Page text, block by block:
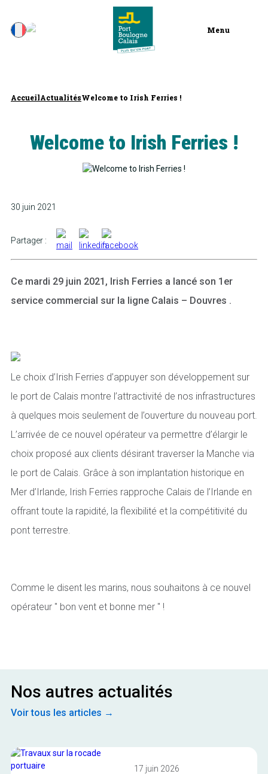
Menu
AccueilActualitésWelcome to Irish Ferries !
Welcome to Irish Ferries !
30 juin 2021
Partager :
Ce mardi 29 juin 2021, Irish Ferries a lancé son 1er
service commercial sur la ligne Calais – Douvres .
Le choix d’Irish Ferries d’appuyer son développement sur
le port de Calais montre l’attractivité de nos infrastructures
à quelques mois seulement de l’ouverture du nouveau port.
L’arrivée de ce nouvel opérateur va permettre d’élargir le
choix proposé aux clients désirant traverser la Manche via
le port de Calais. Grâce à son implantation historique en
Mer d’Irlande, Irish Ferries rapproche Calais de l’Irlande en
offrant toute la rapidité, la flexibilité et la compétitivité du
pont terrestre.
Comme le disent les marins, nous souhaitons à ce nouvel
opérateur " bon vent et bonne mer " !
Nos autres actualités
Voir tous les articles →
17 juin 2026